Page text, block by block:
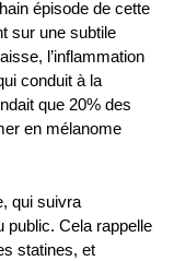
épisode de cette
sur une subtile
l’inflammation
conduit à la
que 20% des
en mélanome
qui suivra
public. Cela rappelle
statines, et